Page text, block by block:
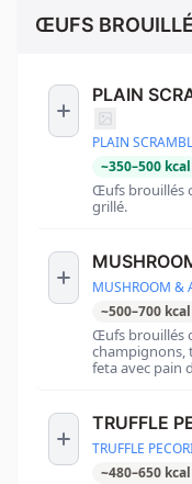
ŒUFS
PLAIN
PLAIN
~350–500 kcal
Œufs brouillés
grillé.
MUSHROOM &
~500–700 kcal
Œufs brouillés
champignons,
feta avec pain
TRUFFLE
TRUFFLE
~480–650 kcal